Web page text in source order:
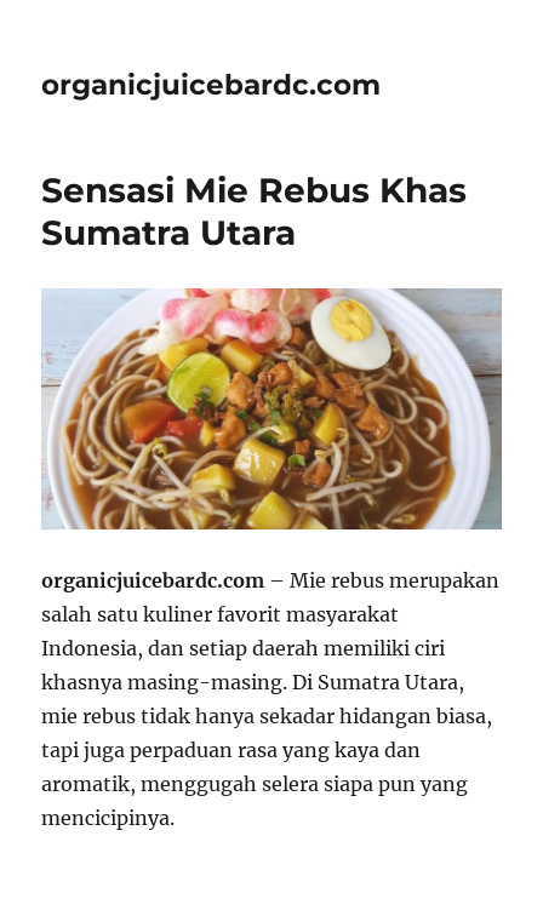
organicjuicebardc.com
Sensasi Mie Rebus Khas
Sumatra Utara
organicjuicebardc.com – Mie rebus merupakan
salah satu kuliner favorit masyarakat
Indonesia, dan setiap daerah memiliki ciri
khasnya masing-masing. Di Sumatra Utara,
mie rebus tidak hanya sekadar hidangan biasa,
tapi juga perpaduan rasa yang kaya dan
aromatik, menggugah selera siapa pun yang
mencicipinya.